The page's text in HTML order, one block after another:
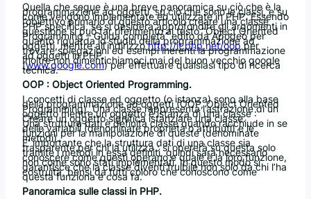
Quella che segue è una breve panoramica su ciò che è la
programmazione ad oggetti, su ciò che sono le classi, e su
come vengono implementate ed utilizzate in PHP. Essendo
l’obiettivo primario di questo articolo creare una classe
PHP specifica, se si desidera approfondire gli argomenti in
questione si può far riferimento al testo “Object Oriented
Programming – Guida completa” edito da Apogeo per
quanto riguarda lo studio della programmazione ad
oggetti, mentre all’indirizzohttp://it.php.net/oop per
trovare spiegazioni ed esempi inerenti la programmazione
ad oggetti in PHP.
Inoltre non dimentichiamoci mai del buon vecchio google
(www.google.com) per effettuare qualsiasi tipo di ricerca
tecnica.
OOP : Object Oriented Programming.
I concetti di classe ed oggetto (o istanza) sono alla base
della programmazione ad oggetti (OOP, Object Oriented
Programming). Una classe rappresenta l’astrazione di un
oggetto mentre un oggetto è istanza di una classe :
Creare un oggetto significa istanziare una classe.
Una struttura dati è definita classe quando racchiude in se
delle variabili (denominate proprietà o attributi) e le
funzioni per la manipolazione di queste (denominate
metodi).
E’ importante che la struttura dati di una classe sia
trasparente per chi la utilizza : si opererà su questa solo
tramite i metodi in essa definiti, quindi sarà necessario
conoscere come questi operano e quale è la loro funzione,
non come sono stati implementati. In questo modo si
garantisce che la classe diventi fruibile non solo da chi l’ha
costruita, bensì da tutti coloro che conoscono come
questa funziona e cosa fa.
Panoramica sulle classi in PHP.